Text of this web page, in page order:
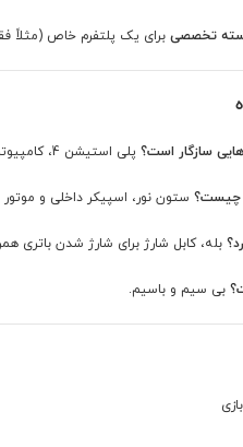
تخصصی برای یک پلتفرم خاص (مثلاً
سازگار است؟ پلی استیشن 4، کامپیوتر، لپتاپ و گوشی های هوشمند.
چیست؟ ستون نور، اسپیکر داخلی و موتور
بله، کابل شارژ برای شارژ شدن باتری
بی سیم و باسیم.